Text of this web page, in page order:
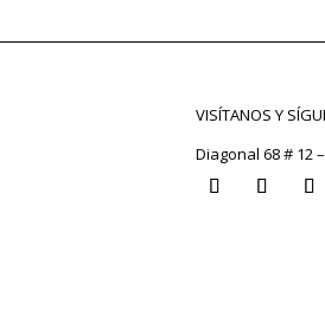
VISÍTANOS Y
Diagonal 68 # 12